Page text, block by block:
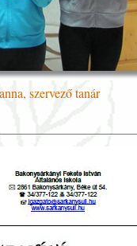
szervező tanár